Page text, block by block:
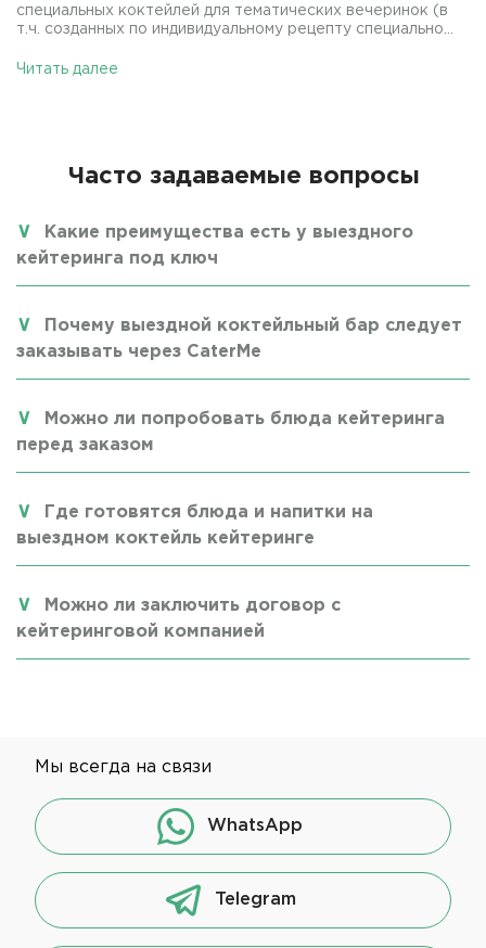
специальных коктейлей для тематических вечеринок (в
т.ч. созданных по индивидуальному рецепту специально...
Читать далее
Часто задаваемые вопросы
Какие преимущества есть у выездного
кейтеринга под ключ
Почему выездной коктейльный бар следует
заказывать через CaterMe
Можно ли попробовать блюда кейтеринга
перед заказом
Где готовятся блюда и напитки на
выездном коктейль кейтеринге
Можно ли заключить договор с
кейтеринговой компанией
Мы всегда на связи
WhatsApp
Telegram